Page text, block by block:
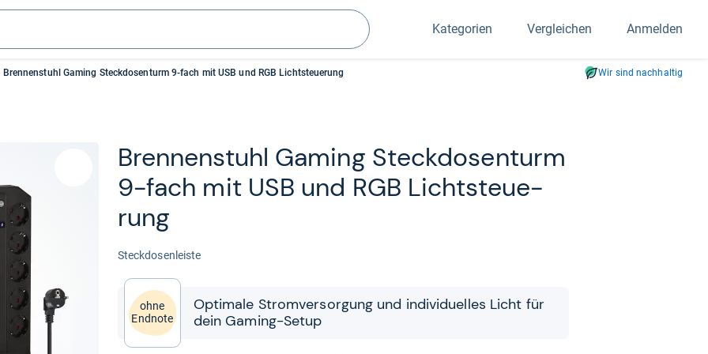
Suchen
Kategorien Vergleichen Anmelden
Brennenstuhl Gaming Steckdosenturm 9-fach mit USB und RGB Lichtsteuerung Wir sind nachhaltig
Bren­nen­stuhl Gaming Steck­do­sen­turm
9-​fach mit USB und RGB Licht­steue­
rung
Steck­do­sen­leiste
ohne
Endnote
Opti­male Strom­ver­sor­gung und indi­vi­du­el­les Licht für
dein Gaming-​​Setup